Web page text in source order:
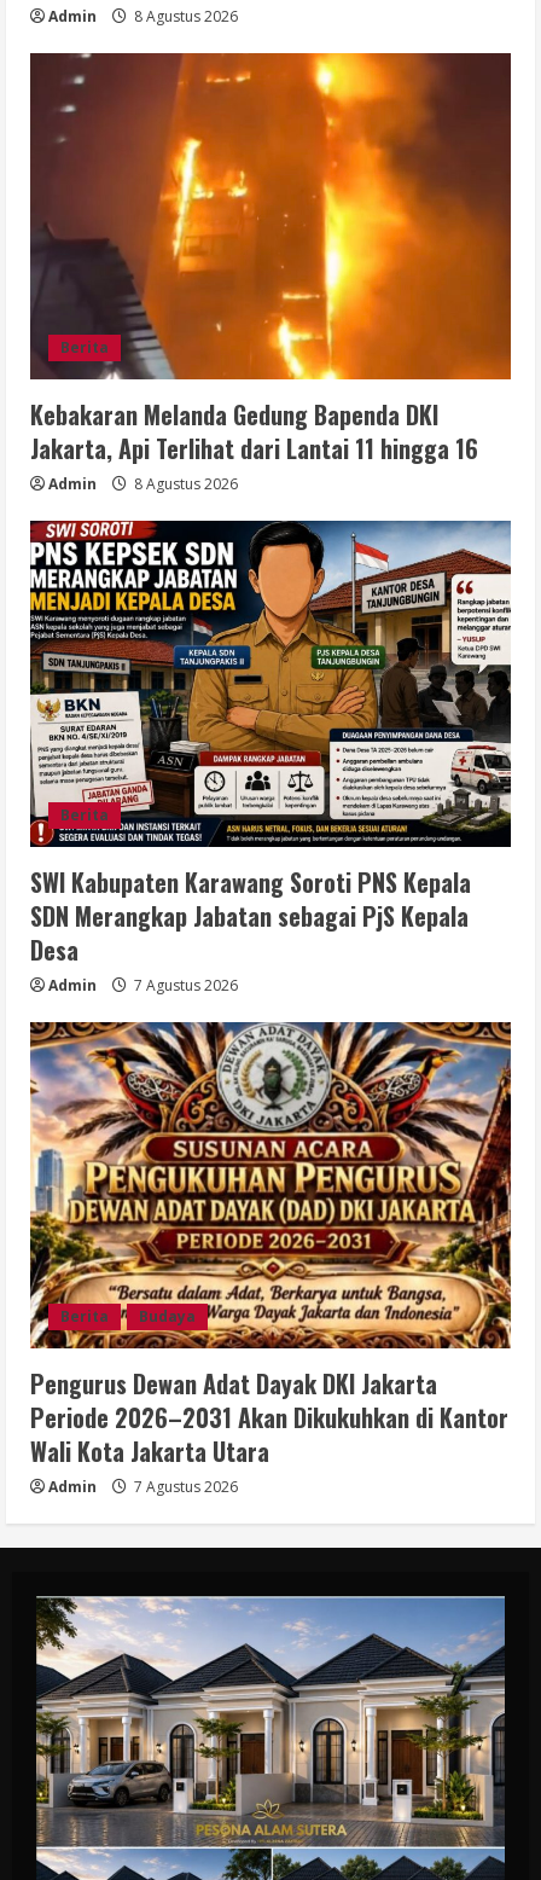
Admin 8 Agustus 2026
Berita
Kebakaran Melanda Gedung Bapenda DKI
Jakarta, Api Terlihat dari Lantai 11 hingga 16
Admin 8 Agustus 2026
Berita
SWI Kabupaten Karawang Soroti PNS Kepala
SDN Merangkap Jabatan sebagai PjS Kepala
Desa
Admin 7 Agustus 2026
Berita Budaya
Pengurus Dewan Adat Dayak DKI Jakarta
Periode 2026–2031 Akan Dikukuhkan di Kantor
Wali Kota Jakarta Utara
Admin 7 Agustus 2026